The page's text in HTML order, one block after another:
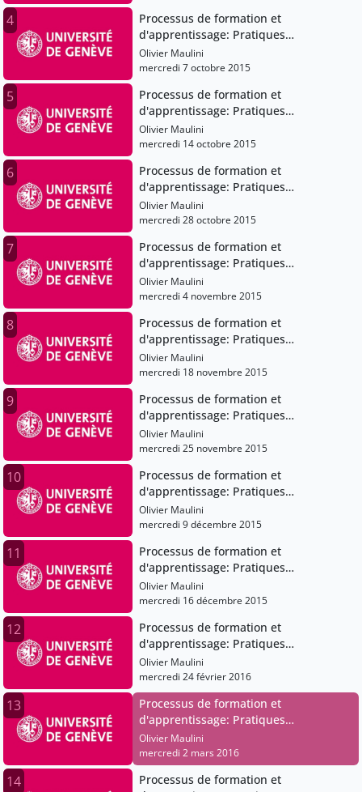
4
Processus de formation et
d'apprentissage: Pratiques
pédagogiques et institutions scolaires
Olivier Maulini
mercredi 7 octobre 2015
5
Processus de formation et
d'apprentissage: Pratiques
pédagogiques et institutions scolaires
Olivier Maulini
mercredi 14 octobre 2015
6
Processus de formation et
d'apprentissage: Pratiques
pédagogiques et institutions scolaires
Olivier Maulini
mercredi 28 octobre 2015
7
Processus de formation et
d'apprentissage: Pratiques
pédagogiques et institutions scolaires
Olivier Maulini
mercredi 4 novembre 2015
8
Processus de formation et
d'apprentissage: Pratiques
pédagogiques et institutions scolaires
Olivier Maulini
mercredi 18 novembre 2015
9
Processus de formation et
d'apprentissage: Pratiques
pédagogiques et institutions scolaires
Olivier Maulini
mercredi 25 novembre 2015
10
Processus de formation et
d'apprentissage: Pratiques
pédagogiques et institutions scolaires
Olivier Maulini
mercredi 9 décembre 2015
11
Processus de formation et
d'apprentissage: Pratiques
pédagogiques et institutions scolaires
Olivier Maulini
mercredi 16 décembre 2015
12
Processus de formation et
d'apprentissage: Pratiques
pédagogiques et institutions scolaires
Olivier Maulini
mercredi 24 février 2016
13
Processus de formation et
d'apprentissage: Pratiques
pédagogiques et institutions scolaires
Olivier Maulini
mercredi 2 mars 2016
14
Processus de formation et